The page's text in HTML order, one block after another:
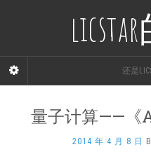
还是
量子计算——《
2014 年 4 月 8 日